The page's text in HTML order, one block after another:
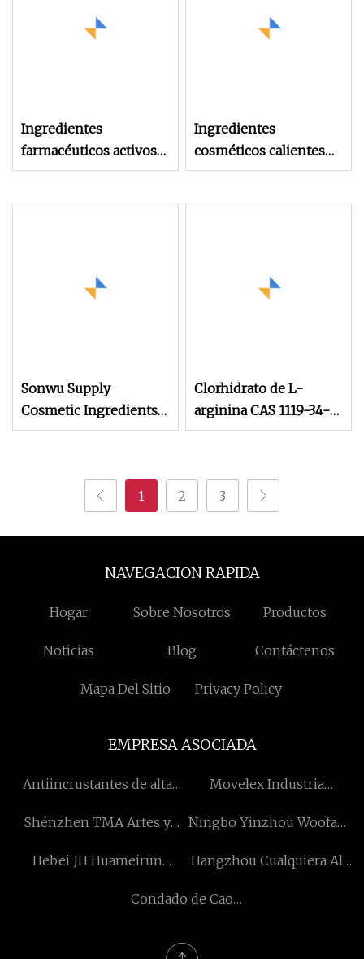
Ingredientes
farmacéuticos activos
3-morfolinona CAS 109
Ingredientes
cosméticos calientes
Octapéptido-2 para
Sonwu Supply
Cosmetic Ingredients
Grade CAS 96507-89-0
Clorhidrato de L-
arginina CAS 1119-34-2
Ingrediente
1 2 3
NAVEGACION RAPIDA
Hogar Sobre Nosotros Productos
Noticias Blog Contáctenos
Mapa Del Sitio Privacy Policy
EMPRESA ASOCIADA
Antiincrustantes de alta
Movelex Industria
Shénzhen TMA Artes y
Limitado
Ningbo Yinzhou Woofan
Limitado.
Hebei JH Huameirun
Tecnología Co., Ltd.
Hangzhou Cualquiera Al
Condado de Cao
Ltd.